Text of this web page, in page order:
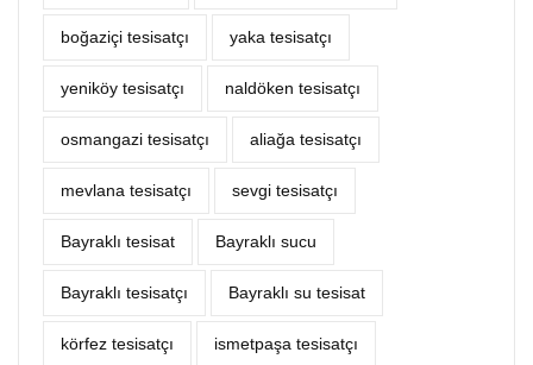
boğaziçi tesisatçı yaka tesisatçı
yeniköy tesisatçı naldöken tesisatçı
osmangazi tesisatçı aliağa tesisatçı
mevlana tesisatçı sevgi tesisatçı
Bayraklı tesisat Bayraklı sucu
Bayraklı tesisatçı Bayraklı su tesisat
körfez tesisatçı ismetpaşa tesisatçı